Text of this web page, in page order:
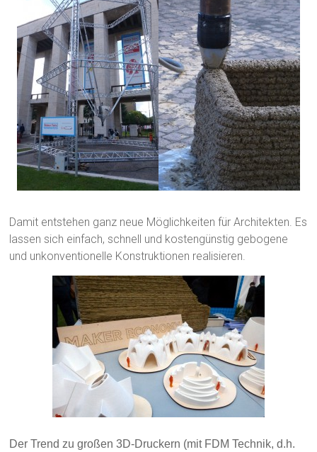
Damit entstehen ganz neue Möglichkeiten für Architekten. Es
lassen sich einfach, schnell und kostengünstig gebogene
und unkonventionelle Konstruktionen realisieren.
Der Trend zu großen 3D-Druckern (mit FDM Technik, d.h.